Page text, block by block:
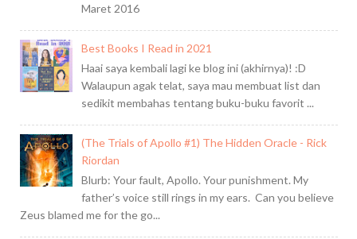
Maret 2016
Best Books I Read in 2021
Haai saya kembali lagi ke blog ini (akhirnya)! :D
Walaupun agak telat, saya mau membuat list dan
sedikit membahas tentang buku-buku favorit ...
(The Trials of Apollo #1) The Hidden Oracle - Rick
Riordan
Blurb: Your fault, Apollo. Your punishment. My
father’s voice still rings in my ears. Can you believe
Zeus blamed me for the go...